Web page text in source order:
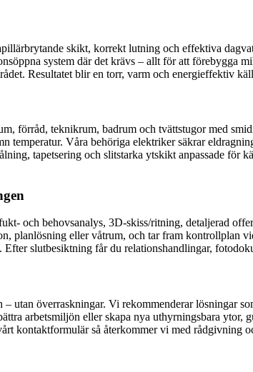
skikt, korrekt lutning och effektiva
system där det krävs – allt för att förebygga
Resultatet blir en torr, varm och energieffektiv
förråd, teknikrum, badrum och tvättstugor med
Våra behöriga elektriker säkrar
tapetsering och slitstarka ytskikt anpassade
och behovsanalys, 3D-skiss/ritning, detaljerad
planlösning eller våtrum, och tar fram
slutbesiktning får du relationshandlingar,
utan överraskningar. Vi rekommenderar lösningar
arbetsmiljön eller skapa nya uthyrningsbara
kontaktformulär så återkommer vi med rådgivning